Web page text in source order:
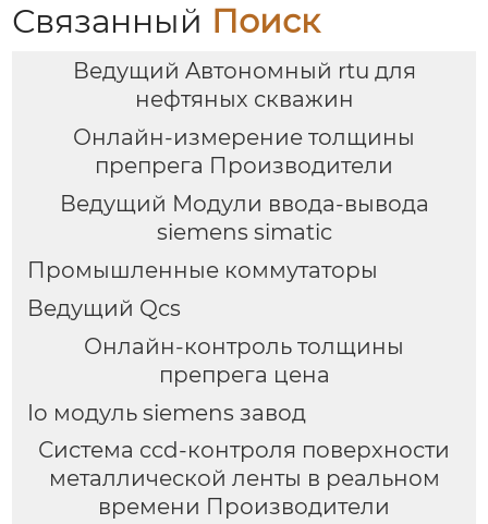
Связанный Поиск
Ведущий Aвтономный rtu для
нефтяных скважин
Онлайн-измерение толщины
препрега Производители
Ведущий Модули ввода-вывода
siemens simatic
Промышленные коммутаторы
Ведущий Qcs
Онлайн-контроль толщины
препрега цена
Io модуль siemens завод
Система ccd-контроля поверхности
металлической ленты в реальном
времени Производители